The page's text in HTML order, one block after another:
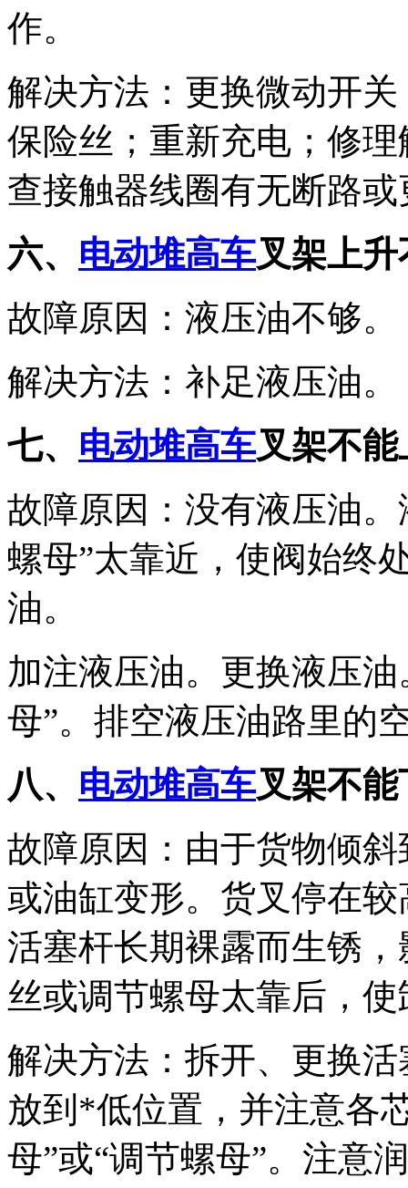
作。
解决方法：更换微动开
保险丝；重新充电；修
查接触器线圈有无断路
六、 电动堆高车叉架上
故障原因：液压油不够。
解决方法：补足液压油。
七、 电动堆高车叉架不能
故障原因：没有液压油
螺母”太靠近，使阀始终
油。
加注液压油。更换液压
母”。排空液压油路里的
八、 电动堆高车叉架不能
故障原因：由于货物倾
或油缸变形。货叉停在
活塞杆长期裸露而生锈
丝或调节螺母太靠后，
解决方法：拆开、更换
放到*低位置，并注意各
母”或“调节螺母”。注意